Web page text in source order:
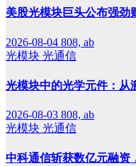
美股光模块巨头公布强劲
2026-08-04 808, ab
光模块 光通信
光模块中的光学元件：从
2026-08-03 808, ab
光模块 光通信
中科通信斩获数亿元融资